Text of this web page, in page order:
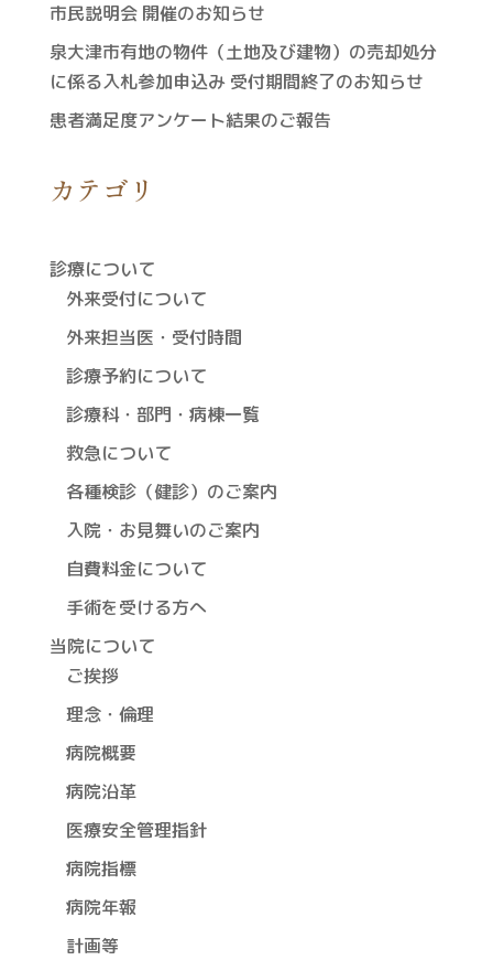
市民説明会 開催のお知らせ
泉大津市有地の物件（土地及び建物）の売却処分
に係る入札参加申込み 受付期間終了のお知らせ
患者満足度アンケート結果のご報告
カテゴリ
診療について
外来受付について
外来担当医・受付時間
診療予約について
診療科・部門・病棟一覧
救急について
各種検診（健診）のご案内
入院・お見舞いのご案内
自費料金について
手術を受ける方へ
当院について
ご挨拶
理念・倫理
病院概要
病院沿革
医療安全管理指針
病院指標
病院年報
計画等